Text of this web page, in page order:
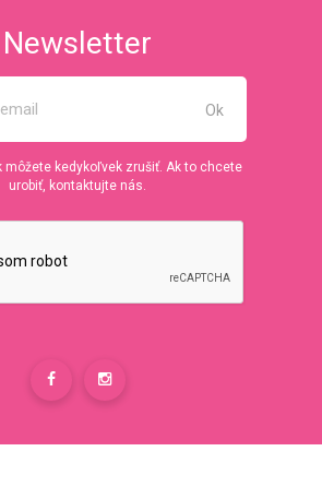
Newsletter
môžete kedykoľvek zrušiť. Ak to chcete
urobiť, kontaktujte nás.